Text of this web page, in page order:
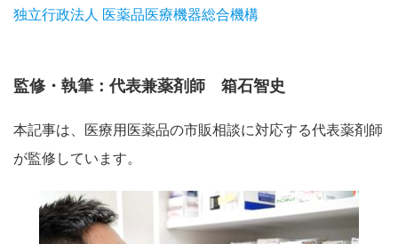
独立行政法人 医薬品医療機器総合機構
監修・執筆：代表兼薬剤師 箱石智史
本記事は、医療用医薬品の市販相談に対応する代表薬剤師
が監修しています。